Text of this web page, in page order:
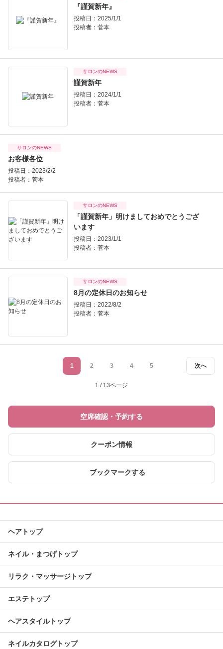
『謹賀新年』
投稿日：2025/1/1
投稿者： 菅本
サロンのNEWS
謹賀新年
投稿日：2024/1/1
投稿者： 菅本
サロンのNEWS
お客様各位
投稿日：2023/2/2
投稿者： 菅本
サロンのNEWS
「謹賀新年」明けましておめでとうござ
います
投稿日：2023/1/1
投稿者： 菅本
サロンのNEWS
8月の定休日のお知らせ
投稿日：2022/8/2
投稿者： 菅本
次へ
1 2 3 4 5
1 / 13ページ
空席確認・予約する
クーポン情報
ブックマークする
ヘアトップ
ネイル・まつげトップ
リラク・マッサージトップ
エステトップ
ヘアスタイルトップ
ネイルカタログトップ